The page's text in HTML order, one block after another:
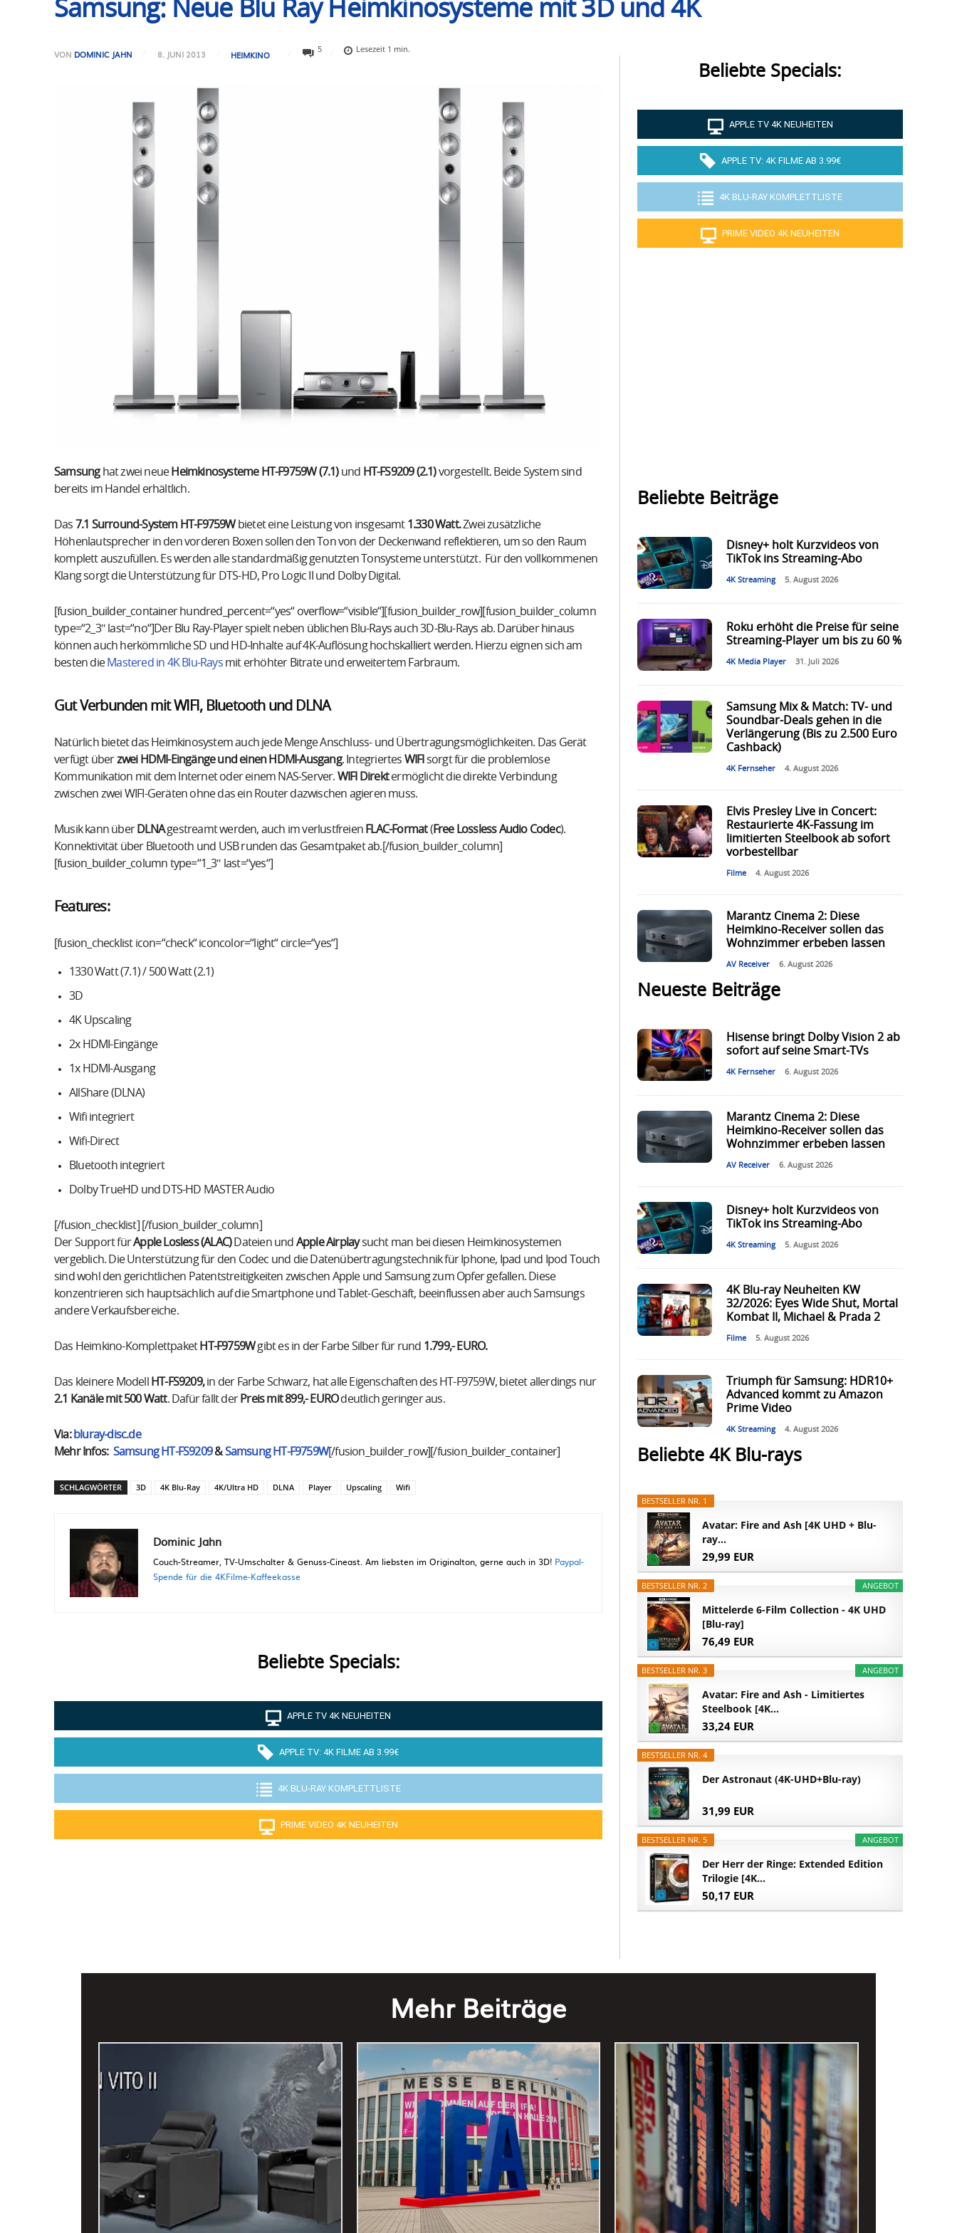
Samsung: Neue Blu Ray Heimkinosysteme mit 3D und 4K
VON DOMINIC JAHN 8. JUNI 2013 HEIMKINO
5 Lesezeit 1 min.
Samsunghat zwei neue Heimkinosysteme HT-F9759W (7.1)und HT-FS9209 (2.1)vorgestellt. Beide System sind
bereits im Handel erhältlich.
Das 7.1 Surround-System HT-F9759Wbietet eine Leistung von insgesamt1.330 Watt.Zwei zusätzliche
Höhenlautsprecher in den vorderen Boxen sollen den Ton von der Deckenwand reflektieren, um so den Raum
komplett auszufüllen. Es werden alle standardmäßig genutzten Tonsysteme unterstützt. Für den vollkommenen
Klang sorgt die Unterstützung für DTS-HD, Pro Logic II und Dolby Digital.
[fusion_builder_container hundred_percent=“yes“ overflow=“visible“][fusion_builder_row][fusion_builder_column
type=“2_3″ last=“no“]Der Blu Ray-Player spielt neben üblichen Blu-Rays auch 3D-Blu-Rays ab. Darüber hinaus
können auch herkömmliche SD und HD-Inhalte auf 4K-Auflösung hochskalliert werden. Hierzu eignen sich am
besten die Mastered in 4K Blu-Raysmit erhöhter Bitrate und erweitertem Farbraum.
Gut Verbunden mit WIFI, Bluetooth und DLNA
Natürlich bietet das Heimkinosystem auch jede Menge Anschluss- und Übertragungsmöglichkeiten. Das Gerät
verfügt überzwei HDMI-Eingänge und einen HDMI-Ausgang. Integriertes WIFI sorgt für die problemlose
Kommunikation mit dem Internet oder einem NAS-Server. WIFI Direktermöglicht die direkte Verbindung
zwischen zwei WIFI-Geräten ohne das ein Router dazwischen agieren muss.
Musik kann über DLNAgestreamt werden, auch im verlustfreien FLAC-Format(Free Lossless Audio Codec).
Konnektivität über Bluetooth und USB runden das Gesamtpaket ab.[/fusion_builder_column]
[fusion_builder_column type=“1_3″ last=“yes“]
Features:
[fusion_checklist icon=“check“ iconcolor=“light“ circle=“yes“]
1330 Watt (7.1) / 500 Watt (2.1)
3D
4K Upscaling
2x HDMI-Eingänge
1x HDMI-Ausgang
AllShare (DLNA)
Wifi integriert
Wifi-Direct
Bluetooth integriert
Dolby TrueHD und DTS-HD MASTER Audio
[/fusion_checklist] [/fusion_builder_column]
Der Support fürApple Losless (ALAC)Dateien und Apple Airplaysucht man bei diesen Heimkinosystemen
vergeblich. Die Unterstützung für den Codec und die Datenübertragungstechnik für Iphone, Ipad und Ipod Touch
sind wohl den gerichtlichen Patentstreitigkeiten zwischen Apple und Samsung zum Opfer gefallen. Diese
konzentrieren sich hauptsächlich auf die Smartphone und Tablet-Geschäft, beeinflussen aber auch Samsungs
andere Verkaufsbereiche.
Das Heimkino-Komplettpaket HT-F9759Wgibt es in der Farbe Silber für rund 1.799,- EURO.
Das kleinere Modell HT-FS9209,in der Farbe Schwarz, hat alle Eigenschaften des HT-F9759W, bietet allerdings nur
2.1 Kanäle mit 500 Watt. Dafür fällt der Preis mit 899,- EUROdeutlich geringer aus.
Via: bluray-disc.de
Mehr Infos: Samsung HT-FS9209&Samsung HT-F9759W[/fusion_builder_row][/fusion_builder_container]
SCHLAGWÖRTER 3D 4K Blu-Ray 4K/Ultra HD DLNA Player Upscaling Wifi
Dominic Jahn
Couch-Streamer, TV-Umschalter & Genuss-Cineast. Am liebsten im Originalton, gerne auch in 3D! Paypal-
Spende für die 4KFilme-Kaffeekasse
Beliebte Specials:
APPLE TV 4K NEUHEITEN
APPLE TV: 4K FILME AB 3.99€
4K BLU-RAY KOMPLETTLISTE
PRIME VIDEO 4K NEUHEITEN
Beliebte Specials:
APPLE TV 4K NEUHEITEN
APPLE TV: 4K FILME AB 3.99€
4K BLU-RAY KOMPLETTLISTE
PRIME VIDEO 4K NEUHEITEN
Beliebte Beiträge
Disney+ holt Kurzvideos von
TikTok ins Streaming-Abo
4K Streaming 5. August 2026
Roku erhöht die Preise für seine
Streaming-Player um bis zu 60 %
4K Media Player 31. Juli 2026
Samsung Mix & Match: TV- und
Soundbar-Deals gehen in die
Verlängerung (Bis zu 2.500 Euro
Cashback)
4K Fernseher 4. August 2026
Elvis Presley Live in Concert:
Restaurierte 4K-Fassung im
limitierten Steelbook ab sofort
vorbestellbar
Filme 4. August 2026
Marantz Cinema 2: Diese
Heimkino-Receiver sollen das
Wohnzimmer erbeben lassen
AV Receiver 6. August 2026
Neueste Beiträge
Hisense bringt Dolby Vision 2 ab
sofort auf seine Smart-TVs
4K Fernseher 6. August 2026
Marantz Cinema 2: Diese
Heimkino-Receiver sollen das
Wohnzimmer erbeben lassen
AV Receiver 6. August 2026
Disney+ holt Kurzvideos von
TikTok ins Streaming-Abo
4K Streaming 5. August 2026
4K Blu-ray Neuheiten KW
32/2026: Eyes Wide Shut, Mortal
Kombat II, Michael & Prada 2
Filme 5. August 2026
Triumph für Samsung: HDR10+
Advanced kommt zu Amazon
Prime Video
4K Streaming 4. August 2026
Beliebte 4K Blu-rays
BESTSELLER NR. 1
Avatar: Fire and Ash [4K UHD + Blu-
ray...
29,99 EUR
ANGEBOT
BESTSELLER NR. 2
Mittelerde 6-Film Collection - 4K UHD
[Blu-ray]
76,49 EUR
ANGEBOT
BESTSELLER NR. 3
Avatar: Fire and Ash - Limitiertes
Steelbook [4K...
33,24 EUR
BESTSELLER NR. 4
Der Astronaut (4K-UHD+Blu-ray)
31,99 EUR
ANGEBOT
BESTSELLER NR. 5
Der Herr der Ringe: Extended Edition
Trilogie [4K...
50,17 EUR
Mehr Beiträge